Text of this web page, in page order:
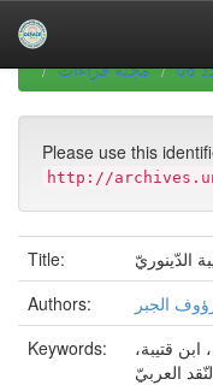
navigationUniversity of Biskra
مجلة قراءات
08
Please use this
http://
Title:
الدّينوريّ
Authors:
الجبر
Keywords:
ابن قتيبة،